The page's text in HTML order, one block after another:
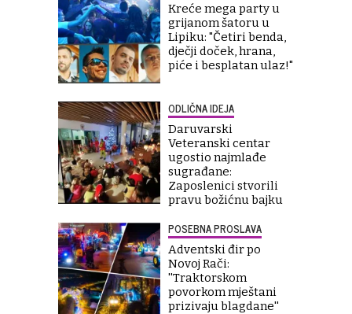
Kreće mega party u
grijanom šatoru u
Lipiku: "Četiri benda,
dječji doček, hrana,
piće i besplatan ulaz!"
ODLIČNA IDEJA
Daruvarski
Veteranski centar
ugostio najmlađe
sugrađane:
Zaposlenici stvorili
pravu božićnu bajku
POSEBNA PROSLAVA
Adventski đir po
Novoj Rači:
''Traktorskom
povorkom mještani
prizivaju blagdane''